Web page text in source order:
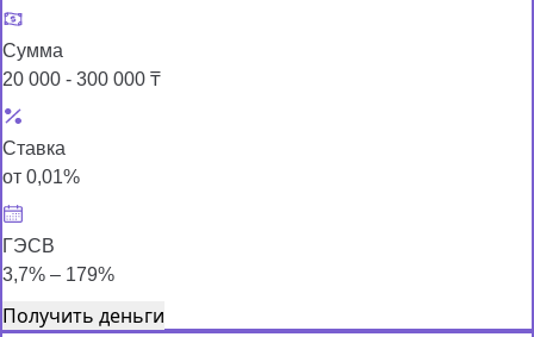
Сумма
20 000 - 300 000 ₸
Ставка
от 0,01%
ГЭСВ
3,7% – 179%
Получить деньги